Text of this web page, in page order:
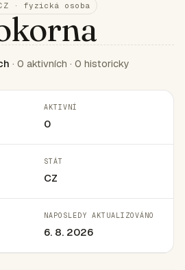
· fyzická osoba
· 0 aktivních · 0 historicky
AKTIVNÍ
0
STÁT
CZ
NAPOSLEDY AKTUALIZOVÁNO
6. 8. 2026